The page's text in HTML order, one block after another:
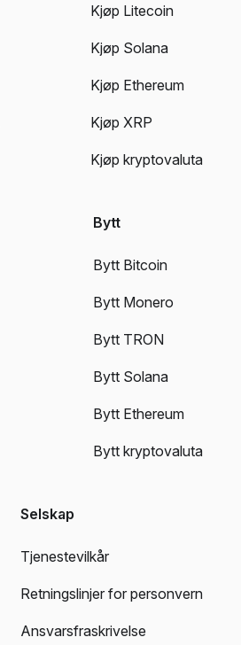
Kjøp Litecoin
Kjøp Solana
Kjøp Ethereum
Kjøp XRP
Kjøp kryptovaluta
Bytt
Bytt Bitcoin
Bytt Monero
Bytt TRON
Bytt Solana
Bytt Ethereum
Bytt kryptovaluta
Selskap
Tjenestevilkår
Retningslinjer for personvern
Ansvarsfraskrivelse